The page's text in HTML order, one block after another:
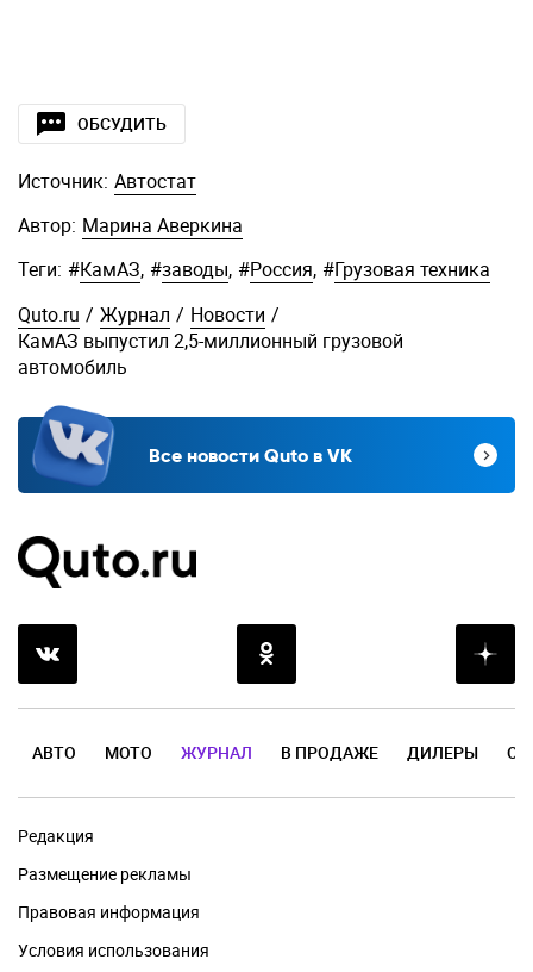
ОБСУДИТЬ
Источник: Автостат
Автор: Марина Аверкина
Теги: #КамАЗ, #заводы, #Россия, #Грузовая техника
Quto.ru / Журнал / Новости /
КамАЗ выпустил 2,5-миллионный грузовой
автомобиль
Все новости Quto в VK
АВТО МОТО ЖУРНАЛ В ПРОДАЖЕ ДИЛЕРЫ
Редакция
Размещение рекламы
Правовая информация
Условия использования